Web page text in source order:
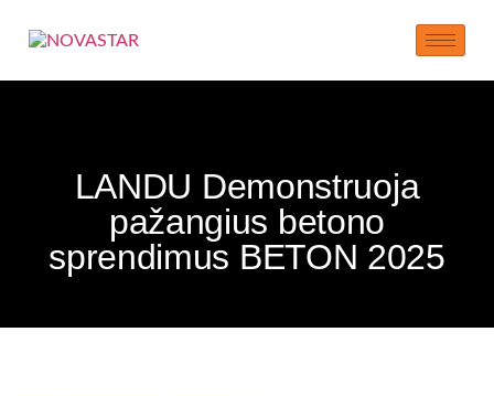
LANDU Demonstruoja
pažangius betono
sprendimus BETON 2025